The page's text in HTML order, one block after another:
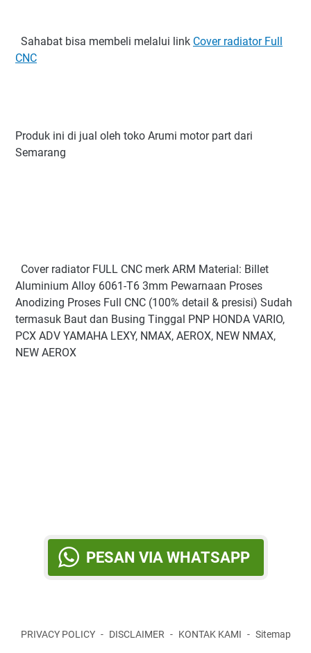
Sahabat bisa membeli melalui link Cover radiator Full
CNC
Produk ini di jual oleh toko Arumi motor part dari
Semarang
Cover radiator FULL CNC merk ARM Material: Billet
Aluminium Alloy 6061-T6 3mm Pewarnaan Proses
Anodizing Proses Full CNC (100% detail & presisi) Sudah
termasuk Baut dan Busing Tinggal PNP HONDA VARIO,
PCX ADV YAMAHA LEXY, NMAX, AEROX, NEW NMAX,
NEW AEROX
PESAN VIA WHATSAPP
PRIVACY POLICY DISCLAIMER KONTAK KAMI Sitemap